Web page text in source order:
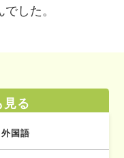
した。
見る
外国語